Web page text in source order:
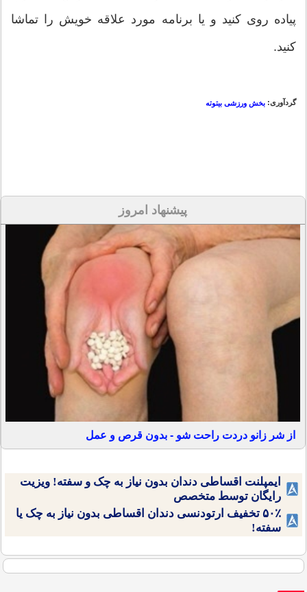
پیاده روی کنید و یا برنامه مورد علاقه خویش را تماشا
کنید.
گردآوری: بخش ورزشی بیتوته
پیشنهاد امروز
از شر زانو دردت راحت شو - بدون قرص و عمل
ایمپلنت اقساطی دندان بدون نیاز به چک و سفته! ویزیت
رایگان توسط متخصص
۵۰٪ تخفیف ارتودنسی دندان اقساطی بدون نیاز به چک یا
سفته!